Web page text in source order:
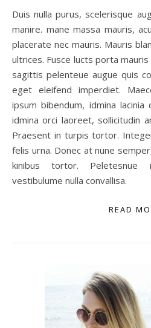
Duis nulla purus, scelerisque
manire. mane massa mauris,
placerate nec mauris. Mauris
ultrices. Fusce lucts porta
sagittis pelenteue augue quis
eget eleifend imperdiet.
ipsum bibendum, idmina
idmina orci laoreet, sollicitudin
Praesent in turpis tortor.
felis urna. Donec at nune
kinibus tortor. Peletesnue
vestibulume nulla convallisa.
READ